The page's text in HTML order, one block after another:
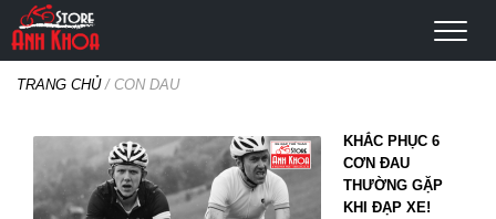
TRANG CHỦ/ CON DAU
KHẮC PHỤC 6
CƠN ĐAU
THƯỜNG GẶP
KHI ĐẠP XE!